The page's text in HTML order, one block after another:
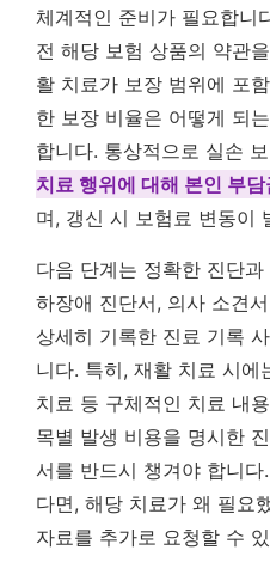
체계적인 준비가 필요합니
전 해당 보험 상품의 약관
활 치료가 보장 범위에 포
한 보장 비율은 어떻게 되
합니다. 통상적으로 실손
치료 행위에 대해 본인 부
며, 갱신 시 보험료 변동이
다음 단계는 정확한 진단
하장애 진단서, 의사 소견
상세히 기록한 진료 기록
니다. 특히, 재활 치료 시에
치료 등 구체적인 치료 내
목별 발생 비용을 명시한
서를 반드시 챙겨야 합니
다면, 해당 치료가 왜 필요
자료를 추가로 요청할 수